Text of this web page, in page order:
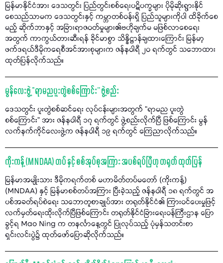
မြန်မာနိုင်ငံအား ဒေသတွင်း ပြည်တွင်းစစ်ရေးပဋိပက္ခများ ပိုမိုဆိုးရွားနိုင်
စေသည်သာမက ဒေသတွင်းနှင့် ကမ္ဘာတစ်ဝန်းရှိ ပြည်သူများကိုပါ ထိခိုက်စေ
မည့် ဆိုက်ဘာနှင့် အခြားရာဇဝတ်မှုများ၏ဗဟိုချက်မ မဖြစ်လာစေရေး
အတွက် ကာကွယ်တားဆီးရန် ခိုင်မာစွာ သိန္နိဋ္ဌာန်ချထားကြောင်း မြန်မာ့
ဖက်ဒရယ်ဒီမိုကရေစီအင်အားစုများက ဇန်နဝါရီ ၂၀ ရက်တွင် သဘောထား
ထုတ်ပြန်လိုက်သည်။
မွန်လေးဖွဲ့ “ရာမညပူးတွဲစစ်ကြောင်း” ဖွဲ့စည်း
ဒေသတွင်း ပူးတွဲစစ်ဆင်ရေး လုပ်ငန်းများအတွက် “ရာမည ပူးတွဲ
စစ်ကြောင်း” အား ဇန်နဝါရီ ၁၇ ရက်တွင် ဖွဲ့စည်းလိုက်ပြီ ဖြစ်ကြောင်း မွန်
လက်နက်ကိုင်လေးဖွဲ့က ဇန်နဝါရီ ၁၉ ရက်တွင် ကြေညာလိုက်သည်။
ကိုးကန့် (MNDAA) တပ် နှင့် စစ်အုပ်စုအကြား အပစ်ရပ်ပြီဟု တရုတ် ထုတ်ပြန်
မြန်မာအမျိုးသား ဒီမိုကရက်တစ် မဟာမိတ်တပ်မတော် (ကိုးကန့်)
(MNDAA) နှင့် မြန်မာစစ်တပ်အကြား ပြီးခဲ့သည့် ဇန်နဝါရီ ၁၈ ရက်တွင် အ
ပစ်အခတ်ရပ်စဲရေး သဘောတူစာချုပ်အား တရုတ်နိုင်ငံ၏ ကြားဝင်ပေးမှုဖြင့်
လက်မှတ်ရေးထိုးလိုက်ပြီဖြစ်ကြောင်း တရုတ်နိုင်ငံခြားရေးဝန်ကြီးဌာန ပြော
ခွင့်ရ Mao Ning က တနင်္လာနေ့တွင် ပြုလုပ်သည့် ပုံမှန်သတင်းစာ
ရှင်းလင်းပွဲ၌ ထုတ်ဖော်ပြောဆိုလိုက်သည်။